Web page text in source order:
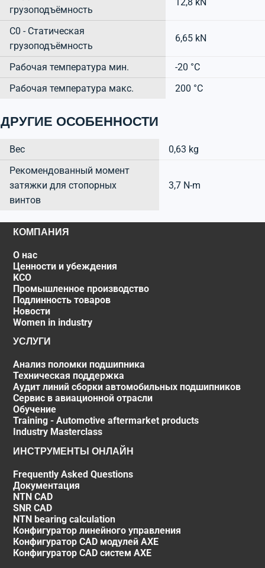
грузоподъёмность
C0 - Статическая
грузоподъёмность
6,65 kN
Рабочая температура мин.
-20 °C
Рабочая температура макс.
200 °C
ДРУГИЕ ОСОБЕННОСТИ
Вес
0,63 kg
Рекомендованный момент
затяжки для стопорных
винтов
3,7 N-m
КОМПАНИЯ
О нас
Ценности и убеждения
KCO
Промышленное производство
Подлинность товаров
Новости
Women in industry
УСЛУГИ
Анализ поломки подшипника
Техническая поддержка
Аудит линий сборки автомобильных подшипников
Сервис в авиационной отрасли
Обучение
Training - Automotive aftermarket products
Industry Masterclass
ИНСТРУМЕНТЫ ОНЛАЙН
Frequently Asked Questions
Документация
NTN CAD
SNR CAD
NTN bearing calculation
Конфигуратор линейного управления
Конфигуратор CAD модулей AXE
Конфигуратор CAD систем AXE